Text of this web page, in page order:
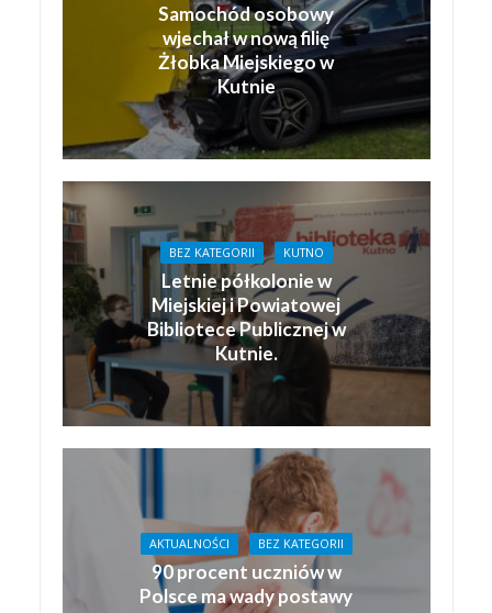
Samochód osobowy
wjechał w nową filię
Żłobka Miejskiego w
Kutnie
BEZ KATEGORII KUTNO
Letnie półkolonie w
Miejskiej i Powiatowej
Bibliotece Publicznej w
Kutnie.
AKTUALNOŚCI BEZ KATEGORII
90 procent uczniów w
Polsce ma wady postawy